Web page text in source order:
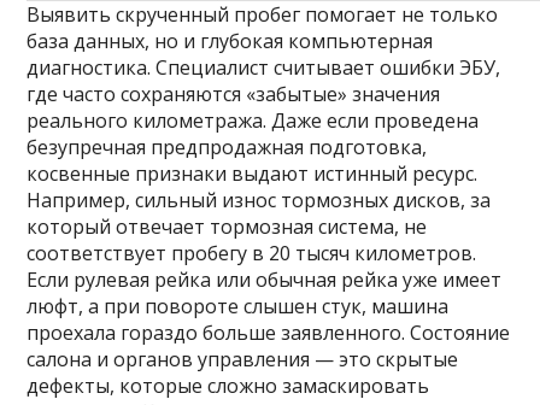
Выявить скрученный пробег помогает не только
база данных, но и глубокая компьютерная
диагностика. Специалист считывает ошибки ЭБУ,
где часто сохраняются «забытые» значения
реального километража. Даже если проведена
безупречная предпродажная подготовка,
косвенные признаки выдают истинный ресурс.
Например, сильный износ тормозных дисков, за
который отвечает тормозная система, не
соответствует пробегу в 20 тысяч километров.
Если рулевая рейка или обычная рейка уже имеет
люфт, а при повороте слышен стук, машина
проехала гораздо больше заявленного. Состояние
салона и органов управления — это скрытые
дефекты, которые сложно замаскировать